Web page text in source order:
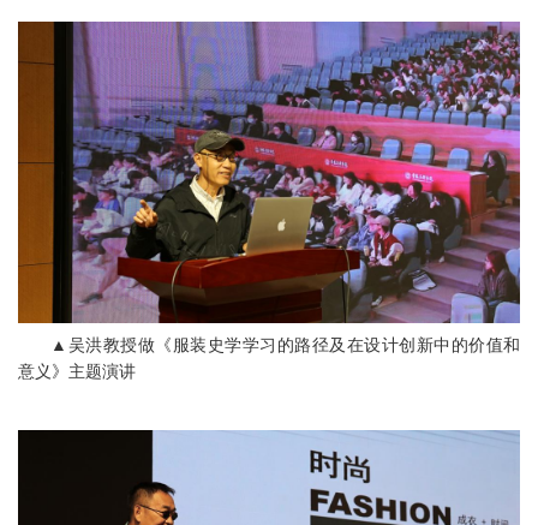
▲吴洪教授做《服装史学学习的路径及在设计创新中的价值和
意义》主题演讲